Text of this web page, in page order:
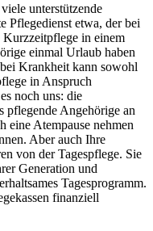
unterstützende
Pflegedienst etwa, der bei
Kurzzeitpflege in einem
einmal Urlaub haben
Krankheit kann sowohl
in Anspruch
noch uns: die
pflegende Angehörige an
eine Atempause nehmen
Aber auch Ihre
von der Tagespflege. Sie
Generation und
Tagesprogramm.
finanziell